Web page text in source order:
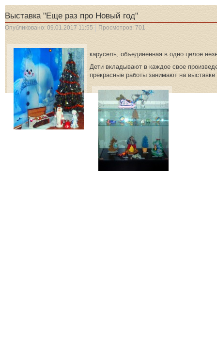
Выставка "Еще раз про Новый год"
Опубликовано: 09.01.2017 11:55 Просмотров: 701
карусель, объединенная в одно целое
Дети вкладывают в каждое свое
прекрасные работы занимают на